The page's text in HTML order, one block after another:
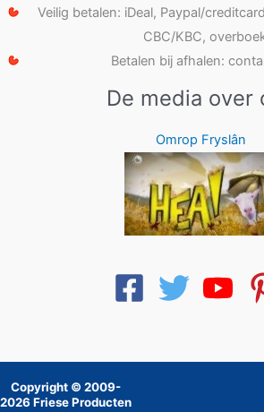
Veilig betalen: iDeal, Paypal/
CBC/KBC,
Betalen bij afhalen:
De media over
Omrop Fryslân
Copyright © 2009-
2026 Friese Producten